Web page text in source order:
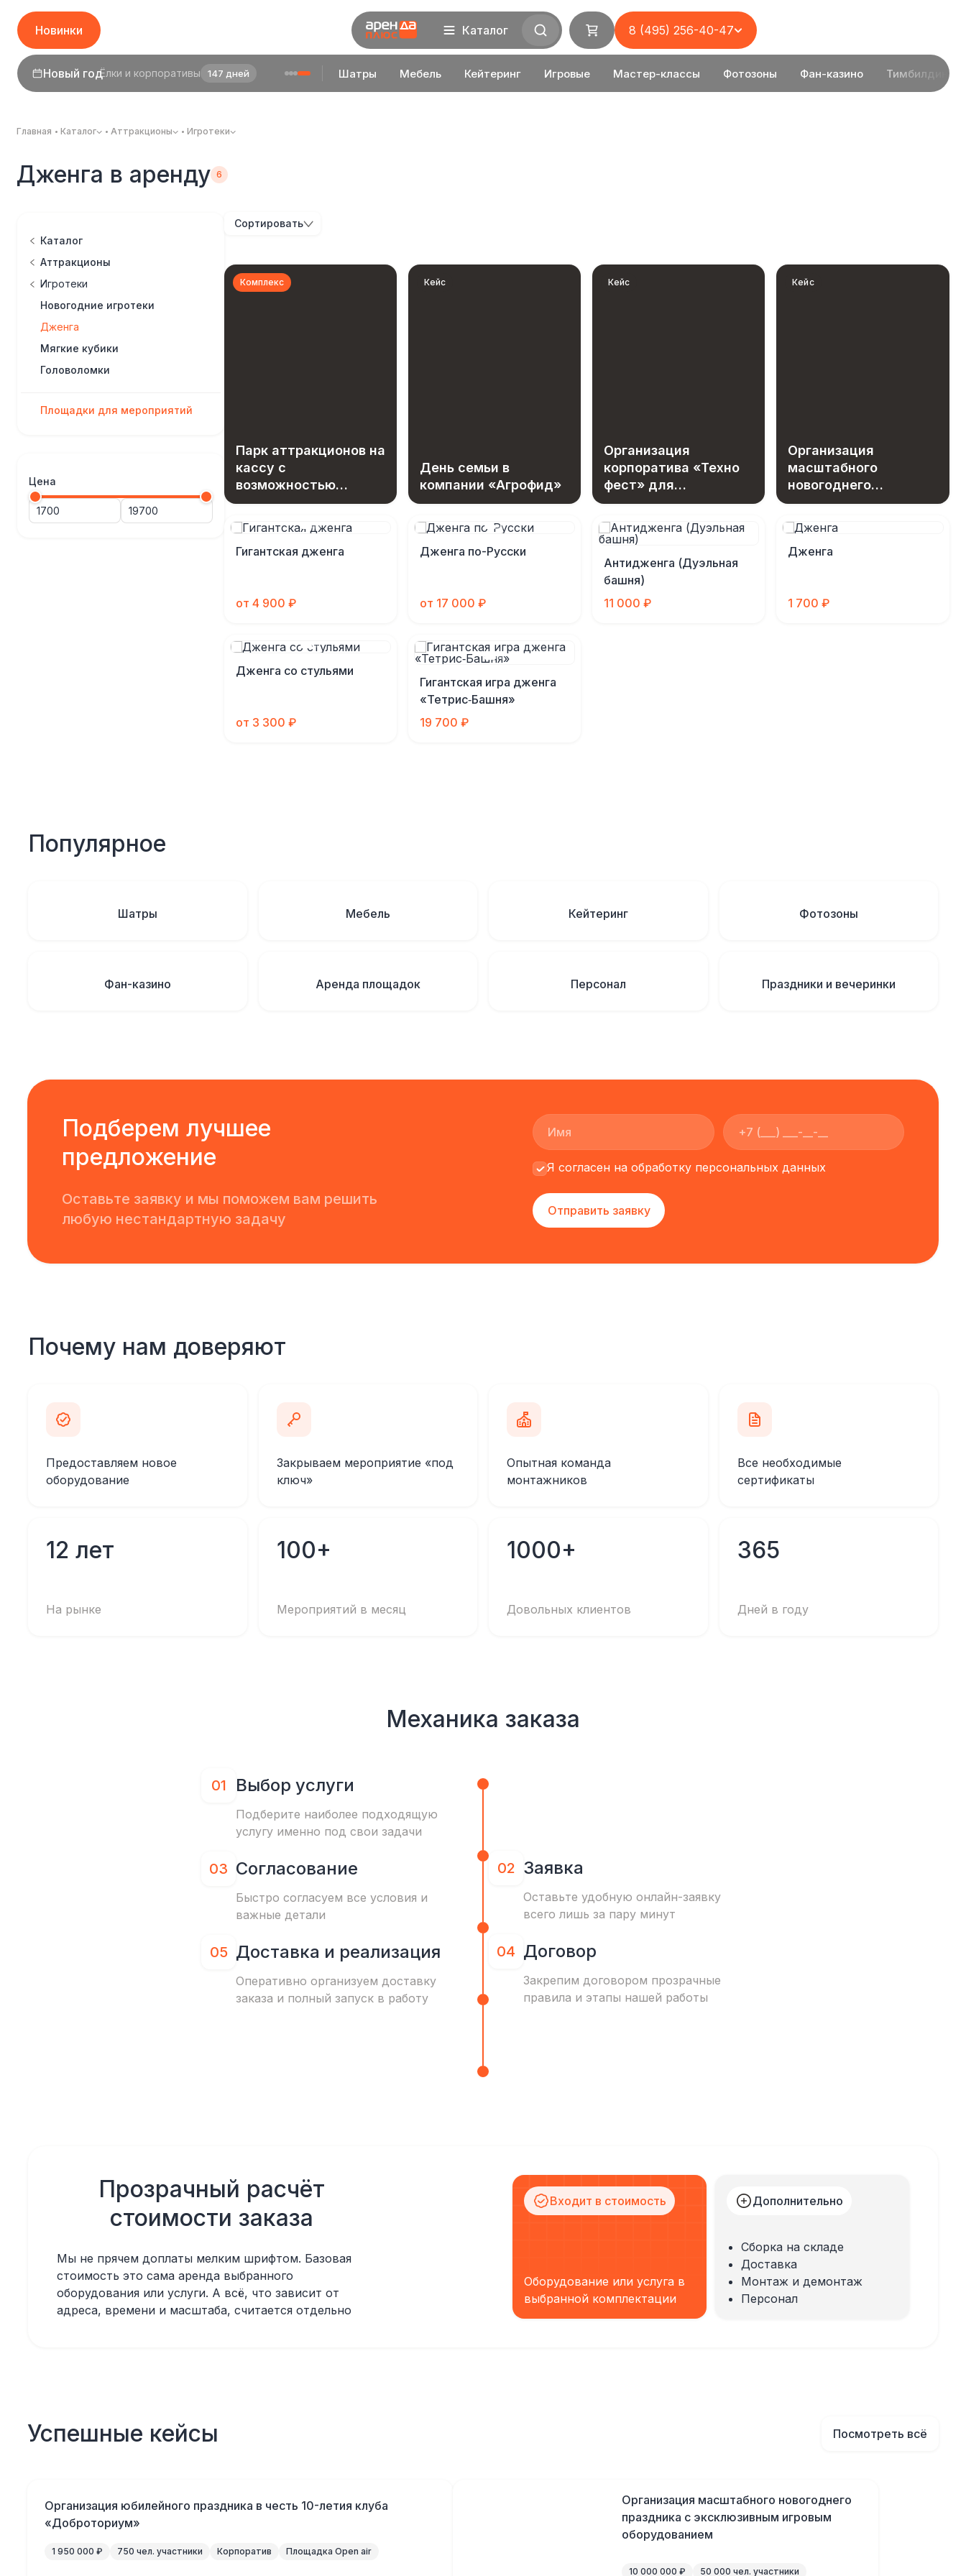
Новинки
1 сентябряДень знаний 25 дней Шатры Мебель Кейтеринг Игровые Мастер-классы Фотозоны Фан-казино Тимбилдинг
Каталог 8 (495) 256-40-47
Главная Каталог Аттракционы Игротеки
Дженга в аренду
Каталог
Аттракционы
Игротеки
Новогодние игротеки
Дженга
Мягкие кубики
Головоломки
Площадки для мероприятий
Цена
Сортировать
Комплекс
Парк аттракционов на
кассу с
возможностью
вашего заработка
Кейс
День семьи в
компании «Агрофид»
Кейс
Организация
корпоратива «Техно
фест» для
сотрудников МГТС
Кейс
Организация
масштабного
новогоднего
праздника с
эксклюзивным
игровым
оборудованием
Гигантская дженга
от 4 900 ₽
Дженга по-Русски
от 17 000 ₽
Антидженга (Дуэльная
башня)
11 000 ₽
Дженга
1 700 ₽
Дженга со стульями
от 3 300 ₽
Гигантская игра дженга
«Тетрис‑Башня»
19 700 ₽
Популярное
Шатры Мебель Кейтеринг Фотозоны
Фан-казино Аренда площадок Персонал Праздники и вечеринки
Подберем лучшее
предложение
Оставьте заявку и мы поможем вам решить
любую нестандартную задачу
Я согласен на обработку персональных данных
Отправить заявку
Почему нам доверяют
Предоставляем новое
оборудование
Закрываем мероприятие «под
ключ»
Опытная команда
монтажников
Все необходимые
сертификаты
12 лет
На рынке
100+
Мероприятий в месяц
1000+
Довольных клиентов
365
Дней в году
Механика заказа
01 Выбор услуги
Подберите наиболее подходящую
услугу именно под свои задачи
03 Согласование
Быстро согласуем все условия и
важные детали
05 Доставка и реализация
Оперативно организуем доставку
заказа и полный запуск в работу
02 Заявка
Оставьте удобную онлайн-заявку
всего лишь за пару минут
04 Договор
Закрепим договором прозрачные
правила и этапы нашей работы
Прозрачный расчёт
стоимости заказа
Мы не прячем доплаты мелким шрифтом. Базовая
стоимость это сама аренда выбранного
оборудования или услуги. А всё, что зависит от
адреса, времени и масштаба, считается отдельно
Входит в стоимость
Оборудование или услуга в
выбранной комплектации
Дополнительно
Сборка на складе
Доставка
Монтаж и демонтаж
Персонал
Успешные кейсы Посмотреть всё
Организация юбилейного праздника в честь 10-летия клуба
«Доброториум»
1 950 000 ₽ 750 чел. участники Корпоратив Площадка Open air
Организация масштабного новогоднего
праздника с эксклюзивным игровым
оборудованием
10 000 000 ₽ 50 000 чел. участники